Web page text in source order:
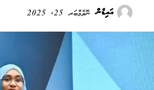
އައިޑެން ނޮވެމްބަރ 25, 2025